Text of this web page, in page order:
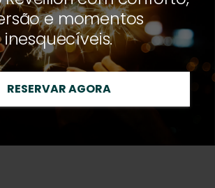
e momentos
inesquecíveis.
RESERVAR AGORA